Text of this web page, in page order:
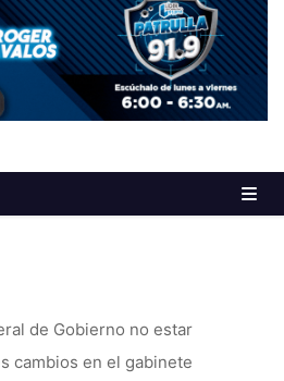
de Gobierno no estar
cambios en el gabinete